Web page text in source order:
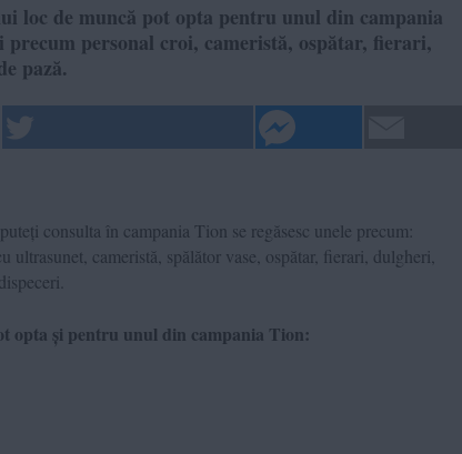
loc de muncă pot opta pentru unul din campania
personal croi, cameristă, ospătar, fierari,
pază.
consulta în campania Tion se regăsesc unele precum:
ultrasunet, cameristă, spălător vase, ospătar, fierari, dulgheri,
opta și pentru unul din campania Tion: